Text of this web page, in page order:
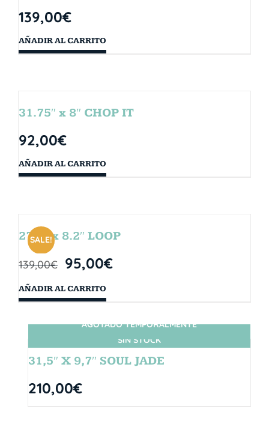
139,00€
AÑADIR AL CARRITO
31.75″ x 8″ CHOP IT
92,00€
AÑADIR AL CARRITO
SALE!
27.5″ x 8.2″ LOOP
139,00€ 95,00€
AÑADIR AL CARRITO
SIN STOCK
AGOTADO TEMPORALMENTE
31,5″ X 9,7″ SOUL JADE
210,00€